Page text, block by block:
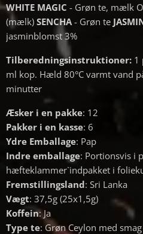
WHITE MAGIC - Grøn te, mælk
(mælk) SENCHA- Grøn te
jasminblomst 3%
Tilberedningsinstruktioner: 1
ml kop. Hæld 80°C varmt vand
minutter
Æsker i en pakke: 12
Pakker i en kasse: 6
Ydre Emballage: Pap
Indre emballage: Portionsvis i
hæfteklammer`indpakket i
Fremstillingsland: Sri Lanka
Vægt: 37,5g (25x1,5g)
Koffein: Ja
Type te: Grøn Ceylon med smag